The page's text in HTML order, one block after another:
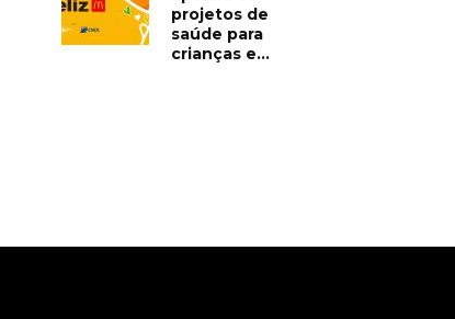
projetos de
saúde para
crianças e...